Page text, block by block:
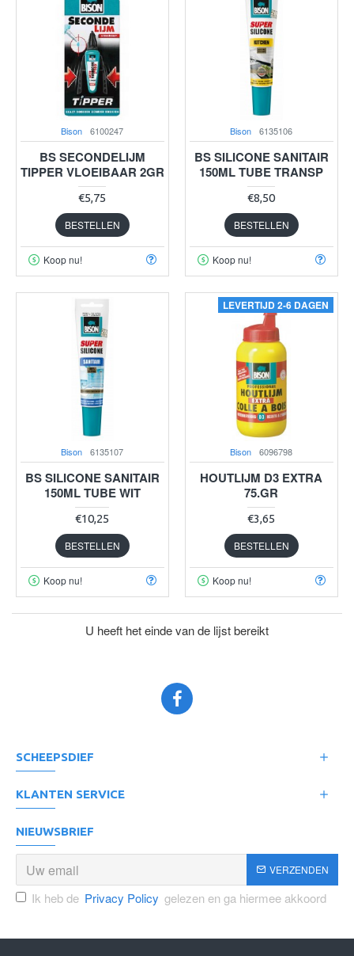
Bison 6100247
BS SECONDELIJM
TIPPER VLOEIBAAR 2GR
€5,75
BESTELLEN
Koop nu!
Bison 6135106
BS SILICONE SANITAIR
150ML TUBE TRANSP
€8,50
BESTELLEN
Koop nu!
Bison 6135107
BS SILICONE SANITAIR
150ML TUBE WIT
€10,25
BESTELLEN
Koop nu!
LEVERTIJD 2-6 DAGEN
Bison 6096798
HOUTLIJM D3 EXTRA
75.GR
€3,65
BESTELLEN
Koop nu!
U heeft het einde van de lijst bereikt
SCHEEPSDIEF
KLANTEN SERVICE
NIEUWSBRIEF
VERZENDEN
Ik heb de Privacy Policy gelezen en ga hiermee akkoord